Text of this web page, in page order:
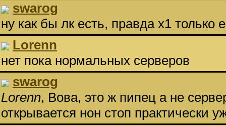
swarog
ну как бы лк есть, правда х1 только
Lorenn
нет пока нормальных серверов
swarog
Lorenn, Вова, это ж пипец а не
открывается нон стоп практически